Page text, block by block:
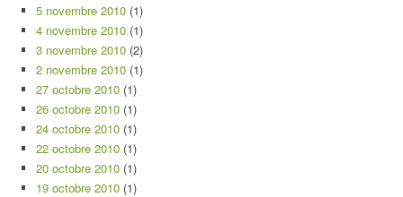
5 novembre 2010 (1)
4 novembre 2010 (1)
3 novembre 2010 (2)
2 novembre 2010 (1)
27 octobre 2010 (1)
26 octobre 2010 (1)
24 octobre 2010 (1)
22 octobre 2010 (1)
20 octobre 2010 (1)
19 octobre 2010 (1)